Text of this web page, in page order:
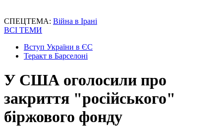
СПЕЦТЕМА: Війна в Ірані
ВСІ ТЕМИ
Вступ України в ЄС
Теракт в Барселоні
У США оголосили про
закриття "російського"
біржового фонду